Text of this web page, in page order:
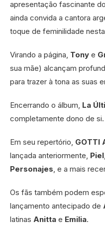
apresentação fascinante
ainda convida a cantora
toque de feminilidade
Virando a página, Tony e
sua mãe) alcançam
para trazer à tona as suas
Encerrando o álbum, La
completamente dono de si.
Em seu repertório, GOTTI
lançada anteriormente, Piel
Personajes, e a mais
Os fãs também podem
lançamento antecipado de
latinas Anitta e Emilia.